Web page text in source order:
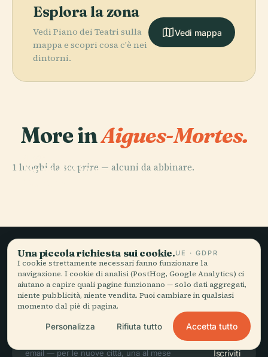
Esplora la zona
Vedi Piano dei Teatri sulla
mappa e scopri cosa c'è nei
dintorni.
Vedi mappa
More inAigues-Mortes.
1 luoghi da scoprire — alcuni da abbinare.
Mura di Aigues-
Viaggio lento,
raccontato bene.
RESTA AGGIORNATO
Iscriviti
Una piccola richiesta sui cookie.UE · GDPR
I cookie strettamente necessari fanno funzionare la
navigazione. I cookie di analisi (PostHog, Google Analytics) ci
aiutano a capire quali pagine funzionano — solo dati aggregati,
niente pubblicità, niente vendita. Puoi cambiare in qualsiasi
momento dal piè di pagina.
Personalizza Rifiuta tutto Accetta tutto